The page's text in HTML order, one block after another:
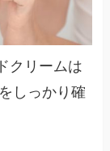
クリームは
しっかり確